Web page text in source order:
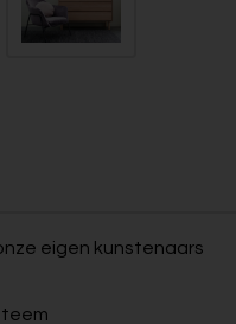
eigen kunstenaars